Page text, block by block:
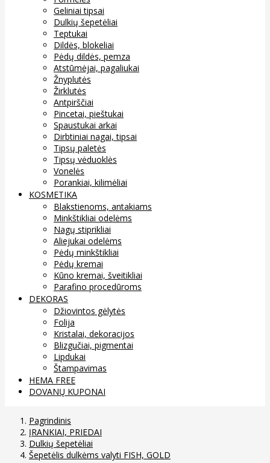
Geliniai tipsai
Dulkių šepetėliai
Teptukai
Dildės, blokeliai
Pėdų dildės, pemza
Atstūmėjai, pagaliukai
Žnyplutės
Žirklutės
Antpirščiai
Pincetai, pieštukai
Spaustukai arkai
Dirbtiniai nagai, tipsai
Tipsų paletės
Tipsų vėduoklės
Vonelės
Porankiai, kilimėliai
KOSMETIKA
Blakstienoms, antakiams
Minkštikliai odelėms
Nagų stiprikliai
Aliejukai odelėms
Pėdų minkštikliai
Pėdų kremai
Kūno kremai, šveitikliai
Parafino procedūroms
DEKORAS
Džiovintos gėlytės
Folija
Kristalai, dekoracijos
Blizgučiai, pigmentai
Lipdukai
Štampavimas
HEMA FREE
DOVANŲ KUPONAI
Pagrindinis
ĮRANKIAI, PRIEDAI
Dulkių šepetėliai
Šepetėlis dulkėms valyti FISH, GOLD